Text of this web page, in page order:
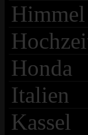
Himmel
Honda
Italien
Kassel